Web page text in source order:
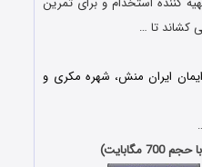
کشاند تا …
ایران منش، شهره مکری و
مگابایت)